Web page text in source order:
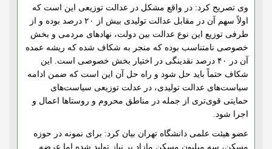
وی تصریح کرد: در واقع مشکل در عدالت توزیعی این است که
اولاً سهم آن در مقابل عدالت تولیدی بیش از ۲۰ درصد بوده و از
طرفی توزیع این نوع عدالت بین دولت، نهادهای مردمی و بخش
خصوصی نامتناسب بوده که منجر به شکاف شده که ریشه عمده
آن در ۴۰ درصد نقدینگی در اختیار بخش خصوصی است. این
شکاف حتماً باید حل شود و راه حل آن این است که ضمن ادامه
سیاست‌های عدالت تولیدی، در عدلت توزیعی سیاست‌های
حمایتی قوی‌تری از جمله در مناطق محروم و روستاها اعمال و
اجرا شود.
عضو هیئت علمی دانشگاه تهران بیان کرد: برای نمونه در حوزه
مسکن، سه میلیون مسکن مازاد بر نیاز تولید شده اما عرضه